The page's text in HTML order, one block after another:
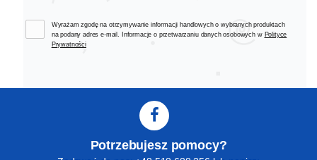
Wyrażam zgodę na otrzymywanie informacji handlowych o wybranych produktach
na podany adres e-mail. Informacje o przetwarzaniu danych osobowych w Polityce
Prywatności
Potrzebujesz pomocy?